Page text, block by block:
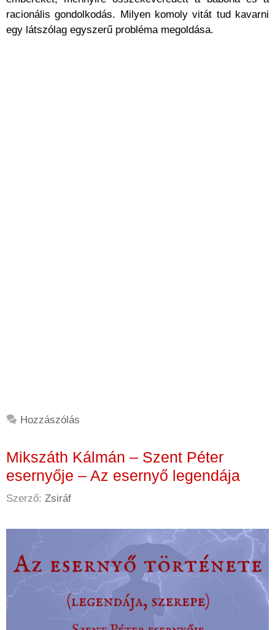
racionális gondolkodás. Milyen komoly vitát tud kavarni
egy látszólag egyszerű probléma megoldása.
Hozzászólás
Mikszáth Kálmán – Szent Péter
esernyője – Az esernyő legendája
Szerző: Zsiráf